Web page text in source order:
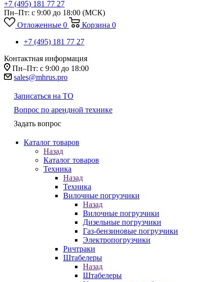
+7 (495) 181 77 27
Пн–Пт: с 9:00 до 18:00 (МСК)
Отложенные 0 Корзина 0
+7 (495) 181 77 27
Контактная информация
Пн–Пт: с 9:00 до 18:00
sales@mhrus.pro
Записаться на ТО
Вопрос по арендной технике
Задать вопрос
Каталог товаров
Назад
Каталог товаров
Техника
Назад
Техника
Вилочные погрузчики
Назад
Вилочные погрузчики
Дизельные погрузчики
Газ-бензиновые погрузчики
Электропогрузчики
Ричтраки
Штабелеры
Назад
Штабелеры